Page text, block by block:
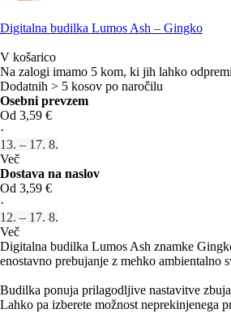
Digitalna budilka Lumos Ash – Gingko
V košarico
Na zalogi imamo 5 kom, ki jih lahko
Dodatnih > 5 kosov po naročilu
Osebni prevzem
Od 3,59 €
·
13. – 17. 8.
Več
Dostava na naslov
Od 3,59 €
·
12. – 17. 8.
Več
Digitalna budilka Lumos Ash znamke
enostavno prebujanje z mehko ambientalno
Budilka ponuja prilagodljive nastavitve
Lahko pa izberete možnost neprekinjenega